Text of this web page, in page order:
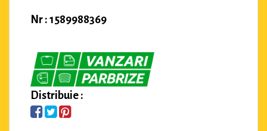
Nr : 1589988369
Distribuie :